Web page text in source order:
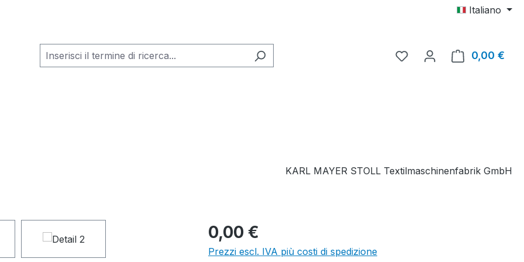
Italiano
Hai 0 articoli nella lista
0,00 €
KARL MAYER STOLL Textilmaschinenfabrik GmbH
0,00 €
Prezzi escl. IVA più costi di spedizione